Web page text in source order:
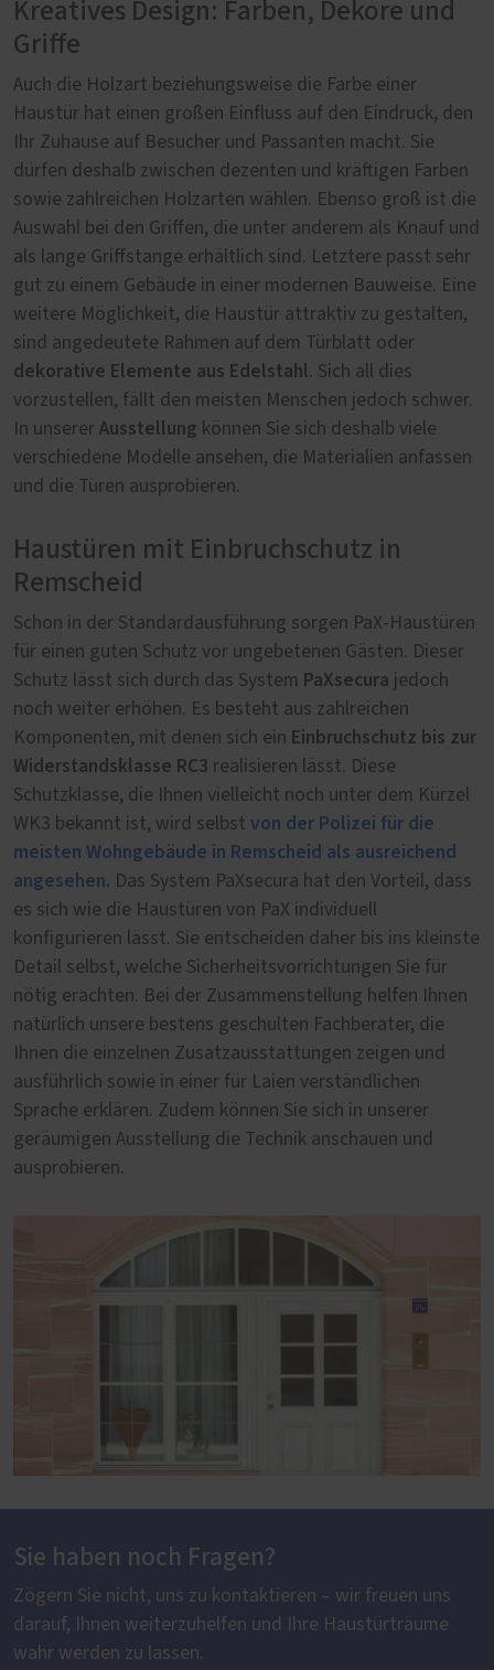
Kreatives Design: Farben, Dekore und
Griffe
Auch die Holzart beziehungsweise die Farbe einer
Haustür hat einen großen Einfluss auf den Eindruck, den
Ihr Zuhause auf Besucher und Passanten macht. Sie
dürfen deshalb zwischen dezenten und kräftigen Farben
sowie zahlreichen Holzarten wählen. Ebenso groß ist die
Auswahl bei den Griffen, die unter anderem als Knauf und
als lange Griffstange erhältlich sind. Letztere passt sehr
gut zu einem Gebäude in einer modernen Bauweise. Eine
weitere Möglichkeit, die Haustür attraktiv zu gestalten,
sind angedeutete Rahmen auf dem Türblatt oder
dekorative Elemente aus Edelstahl. Sich all dies
vorzustellen, fällt den meisten Menschen jedoch schwer.
In unserer Ausstellung können Sie sich deshalb viele
verschiedene Modelle ansehen, die Materialien anfassen
und die Türen ausprobieren.
Haustüren mit Einbruchschutz in
Remscheid
Schon in der Standardausführung sorgen PaX-Haustüren
für einen guten Schutz vor ungebetenen Gästen. Dieser
Schutz lässt sich durch das System PaXsecura jedoch
noch weiter erhöhen. Es besteht aus zahlreichen
Komponenten, mit denen sich ein Einbruchschutz bis zur
Widerstandsklasse RC3 realisieren lässt. Diese
Schutzklasse, die Ihnen vielleicht noch unter dem Kürzel
WK3 bekannt ist, wird selbst von der Polizei für die
meisten Wohngebäude in Remscheid als ausreichend
angesehen. Das System PaXsecura hat den Vorteil, dass
es sich wie die Haustüren von PaX individuell
konfigurieren lässt. Sie entscheiden daher bis ins kleinste
Detail selbst, welche Sicherheitsvorrichtungen Sie für
nötig erachten. Bei der Zusammenstellung helfen Ihnen
natürlich unsere bestens geschulten Fachberater, die
Ihnen die einzelnen Zusatzausstattungen zeigen und
ausführlich sowie in einer für Laien verständlichen
Sprache erklären. Zudem können Sie sich in unserer
geräumigen Ausstellung die Technik anschauen und
ausprobieren.
Sie haben noch Fragen?
Zögern Sie nicht, uns zu kontaktieren – wir freuen uns
darauf, Ihnen weiterzuhelfen und Ihre Haustürträume
wahr werden zu lassen.